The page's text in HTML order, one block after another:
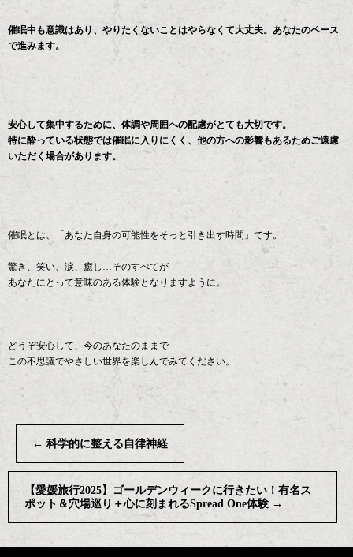
催眠中も意識はあり、やりたくないことはやらなくて大丈夫。あなたのペース
で進みます。
安心して集中するために、体調や周囲への配慮がとても大切です。
特に酔っている状態では催眠に入りにくく、他の方への影響もあるためご遠慮
いただく場合があります。
催眠とは、「あなた自身の可能性をそっと引き出す時間」です。
驚き、笑い、涙、癒し…そのすべてが
あなたにとって意味のある体験となりますように。
どうぞ安心して、今のあなたのままで
この不思議でやさしい世界を楽しんでみてください。
← 科学的に整える自律神経
【愛媛旅行2025】ゴールデンウィークに行きたい！有名ス
ポット＆穴場巡り＋心に刻まれるSpread One体験 →